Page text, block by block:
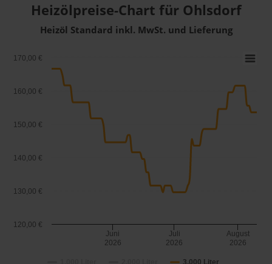
Heizölpreise-Chart für Ohlsdorf
Heizöl Standard inkl. MwSt. und Lieferung
3.000 Liter
Juni
2026
Juli
2026
August
2026
120,00 €
130,00 €
140,00 €
150,00 €
160,00 €
170,00 €